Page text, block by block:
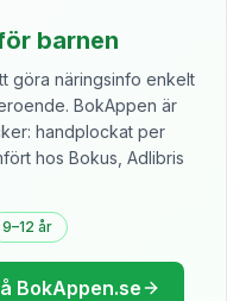
barnen
göra näringsinfo enkelt
BokAppen är
handplockat per
hos Bokus, Adlibris
9–12 år
BokAppen.se